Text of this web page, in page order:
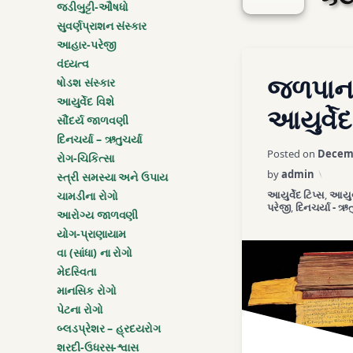
આયુર્વેદ
Posted on
byadmin
Categories:
આયુર્વેદ ટિપ્સ ,
પરેજી ,દિનચર્યા -
અતિશય ઠંડુ પાણી
અશુદ્ધ
એઠું
કેવું પીવું
જળ
જડીબુટ્ટી-ઔષધો
સુવર્ણપ્રાશન સંસ્કાર
આહાર-પરેજી
વંધ્યત્વ
ષોડશ સંસ્કાર
આયુર્વેદ વિશે
સૌંદર્ય જાળવણી
દિનચર્યા – ઋતુચર્યા
રોગ-ચિકિત્સા
સ્ત્રી સમસ્યા અને ઉપાય
ચામડીના રોગો
આરોગ્ય જાળવણી
યોગ-પ્રાણાયામ
વા (સાંધા) ના રોગો
મેદસ્વિતા
માનસિક રોગો
પેટના રોગો
બ્લડપ્રેશર – હ્રદયરોગ
શરદી-ઉધરસ-શ્વાસ